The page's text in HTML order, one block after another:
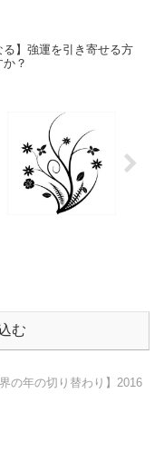
る】強運を引き寄せる方
？
む
界の年の切り替わり】2016